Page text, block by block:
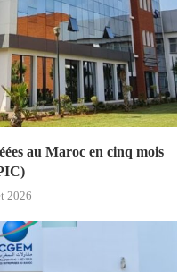
au Maroc en cinq mois
2026